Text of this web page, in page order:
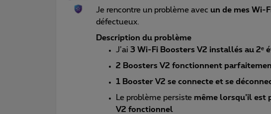
Je rencontre un problème avec un de mes Wi-
défectueux.
Description du problème
J’ai 3 Wi-Fi Boosters V2 installés au 2ᵉ
2 Boosters V2 fonctionnent
1 Booster V2 se connecte et se
Le problème persiste même lorsqu’il est
V2 fonctionnel